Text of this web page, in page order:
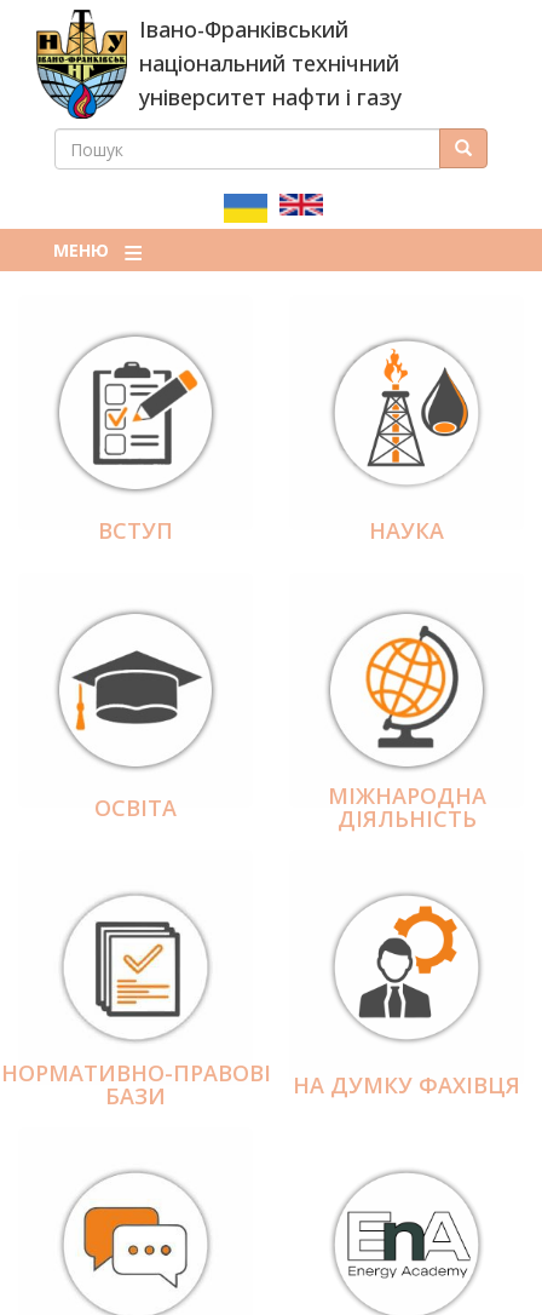
основного
вмісту
Івано-Франківський
національний технічний
університет нафти і газу
ПОШУКОВА
ПОШУК Пошук
МЕНЮ
ВСТУП НАУКА
ОСВІТА МІЖНАРОДНА
ДІЯЛЬНІCТЬ
НОРМАТИВНО-ПРАВОВІ
БАЗИ НА ДУМКУ ФАХІВЦЯ